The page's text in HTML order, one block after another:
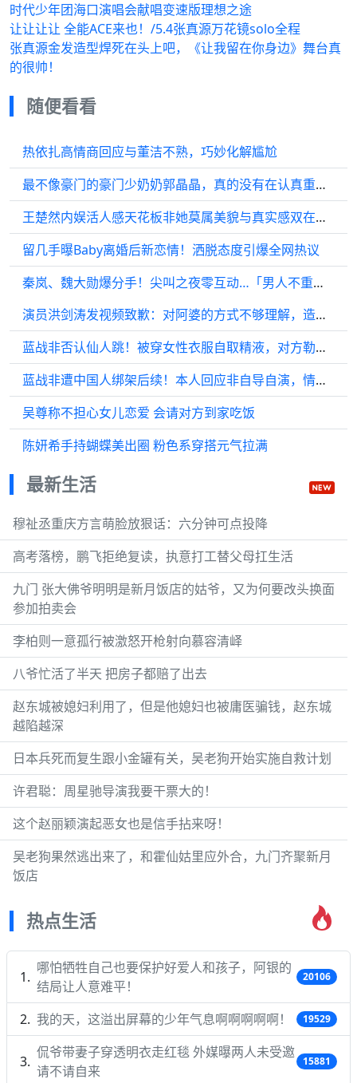
时代少年团海口演唱会献唱变速版理想之途
让让让让 全能ACE来也！/5.4张真源万花镜solo全程
张真源金发造型焊死在头上吧，《让我留在你身边》舞台真
的很帅！
随便看看
热依扎高情商回应与董洁不熟，巧妙化解尴尬
最不像豪门的豪门少奶奶郭晶晶，真的没有在认真重视保养这件事
王楚然内娱活人感天花板非她莫属美貌与真实感双在线！
留几手曝Baby离婚后新恋情！洒脱态度引爆全网热议
秦岚、魏大勋爆分手！尖叫之夜零互动…「男人不重要」发言掀议论
演员洪剑涛发视频致歉：对阿婆的方式不够理解，造成了误会
蓝战非否认仙人跳！被穿女性衣服自取精液，对方勒索300万疑遇阻
蓝战非遭中国人绑架后续！本人回应非自导自演，情绪失控崩溃大哭
吴尊称不担心女儿恋爱 会请对方到家吃饭
陈妍希手持蝴蝶美出圈 粉色系穿搭元气拉满
最新生活
穆祉丞重庆方言萌脸放狠话：六分钟可点投降
高考落榜，鹏飞拒绝复读，执意打工替父母扛生活
九门 张大佛爷明明是新月饭店的姑爷，又为何要改头换面
参加拍卖会
李柏则一意孤行被激怒开枪射向慕容清峄
八爷忙活了半天 把房子都赔了出去
赵东城被媳妇利用了，但是他媳妇也被庸医骗钱，赵东城
越陷越深
日本兵死而复生跟小金罐有关，吴老狗开始实施自救计划
许君聪：周星驰导演我要干票大的！
这个赵丽颖演起恶女也是信手拈来呀！
吴老狗果然逃出来了，和霍仙姑里应外合，九门齐聚新月
饭店
热点生活
哪怕牺牲自己也要保护好爱人和孩子，阿银的
结局让人意难平！
20106
我的天，这溢出屏幕的少年气息啊啊啊啊啊！ 19529
侃爷带妻子穿透明衣走红毯 外媒曝两人未受邀
请不请自来
15881